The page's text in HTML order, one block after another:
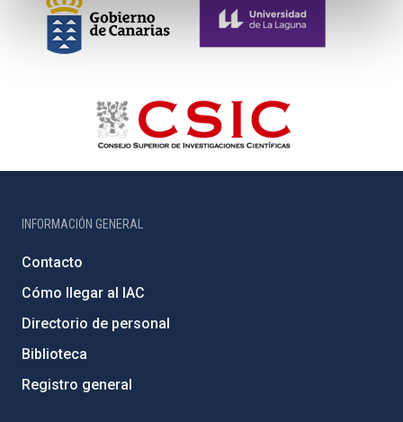
INFORMACIÓN GENERAL
Contacto
Cómo llegar al IAC
Directorio de personal
Biblioteca
Registro general